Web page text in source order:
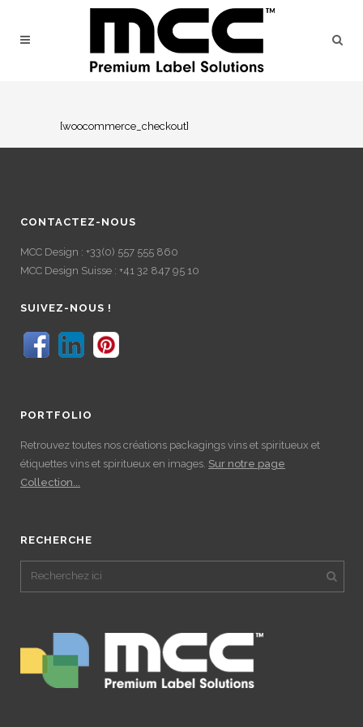
[woocommerce_checkout]
CONTACTEZ-NOUS
MCC Design : +33(0) 557 555 860
MCC Design Suisse : +41 32 847 95 10
SUIVEZ-NOUS !
PORTFOLIO
Retrouvez toutes nos créations packagings vins et spiritueux et
étiquettes vins et spiritueux en images. Sur notre page
Collection...
RECHERCHE